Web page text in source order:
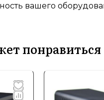
вашего
понравиться